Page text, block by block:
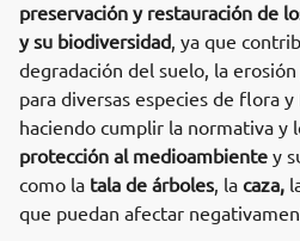
preservación y restauración de
y su biodiversidad, ya que
degradación del suelo, la
para diversas especies de flora
haciendo cumplir la normativa y
protección al medioambiente y
como la tala de árboles, la caza,
que puedan afectar